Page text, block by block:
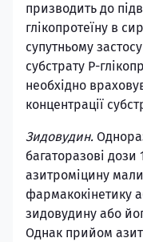
призводить до
глікопротеїну в
супутньому
субстрату Р-
необхідно
концентрації
Зидовудин.
багаторазові
азитроміцину
фармакокінетику
зидовудину або
Однак прийом